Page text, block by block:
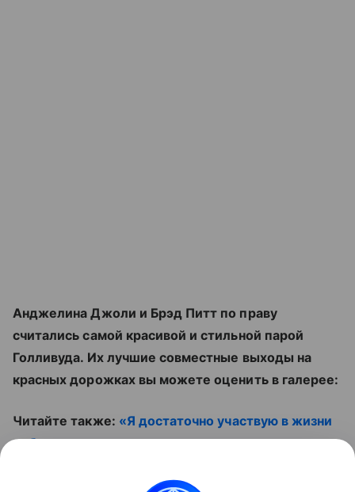
Анджелина Джоли и Брэд Питт по праву
считались самой красивой и стильной парой
Голливуда. Их лучшие совместные выходы на
красных дорожках вы можете оценить в галерее:
Читайте также: «Я достаточно участвую в жизни
ребенка»: звезды, отказавшиеся платить